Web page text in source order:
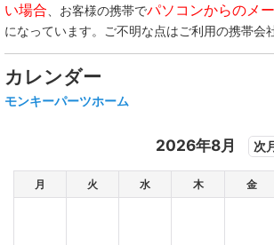
い場合 、お客様の携帯でパソコンからのメ
になっています。ご不明な点はご利用の携帯会
カレンダー
モンキーパーツホーム
2026年8月 次
月 火 水 木 金